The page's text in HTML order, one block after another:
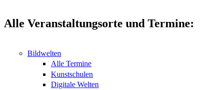
Alle Veranstaltungsorte und Termine:
Bildwelten
Alle Termine
Kunstschulen
Digitale Welten